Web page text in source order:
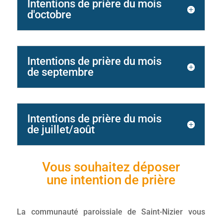
Intentions de prière du mois
d'octobre
Intentions de prière du mois
de septembre
Intentions de prière du mois
de juillet/août
Vous souhaitez déposer
une intention de prière
La communauté paroissiale de Saint-Nizier vous